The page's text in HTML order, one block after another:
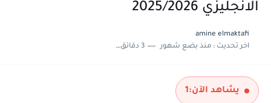
الانجليزي 2025/2026
amine elmaktafi
اخر تحديث :منذ بضع شهور 3 دقائق للقراءة
يشاهد الآن:1